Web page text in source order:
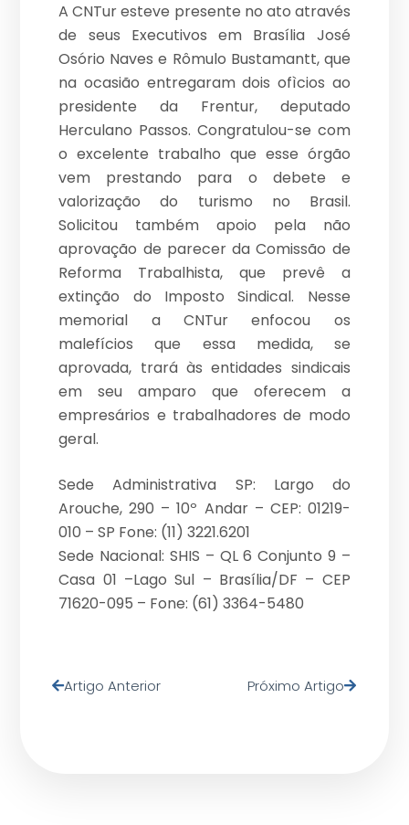
A CNTur esteve presente no ato através
de seus Executivos em Brasília José
Osório Naves e Rômulo Bustamantt, que
na ocasião entregaram dois ofìcios ao
presidente da Frentur, deputado
Herculano Passos. Congratulou-se com
o excelente trabalho que esse órgão
vem prestando para o debete e
valorização do turismo no Brasil.
Solicitou também apoio pela não
aprovação de parecer da Comissão de
Reforma Trabalhista, que prevê a
extinção do Imposto Sindical. Nesse
memorial a CNTur enfocou os
malefícios que essa medida, se
aprovada, trará às entidades sindicais
em seu amparo que oferecem a
empresários e trabalhadores de modo
geral.
Sede Administrativa SP: Largo do
Arouche, 290 – 10º Andar – CEP: 01219-
010 – SP Fone: (11) 3221.6201
Sede Nacional: SHIS – QL 6 Conjunto 9 –
Casa 01 –Lago Sul – Brasília/DF – CEP
71620-095 – Fone: (61) 3364-5480
Artigo Anterior Próximo Artigo